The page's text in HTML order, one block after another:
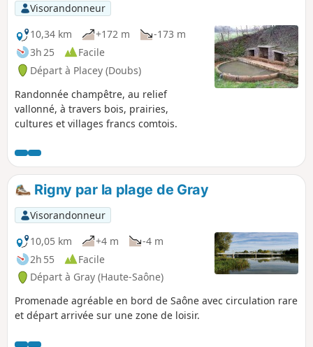
Visorandonneur
10,34 km
+172 m
-173 m
3h 25
Facile
Départ à Placey (Doubs)
Randonnée champêtre, au relief
vallonné, à travers bois, prairies,
cultures et villages francs comtois.
Rigny par la plage de Gray
Visorandonneur
10,05 km
+4 m
-4 m
2h 55
Facile
Départ à Gray (Haute-Saône)
Promenade agréable en bord de Saône avec circulation rare
et départ arrivée sur une zone de loisir.